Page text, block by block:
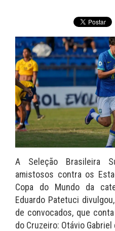
A Seleção Brasileira
amistosos contra os
Copa do Mundo da
Eduardo Patetuci
de convocados, que
do Cruzeiro: Otávio Gabriel